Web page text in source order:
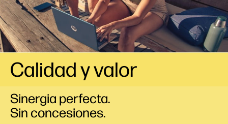
Calidad y valor
Sinergia perfecta.
Sin concesiones.